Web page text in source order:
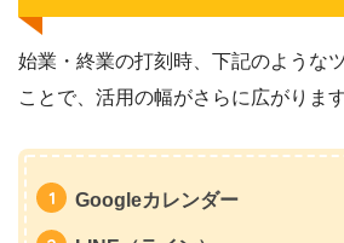
始業・終業の打刻時、下記のような
ことで、活用の幅がさらに広がります
Googleカレンダー